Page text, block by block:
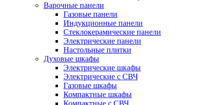
Варочные панели
Газовые панели
Индукционные панели
Стеклокерамические панели
Электрические панели
Настольные плитки
Духовые шкафы
Электрические шкафы
Электрические с СВЧ
Газовые шкафы
Компактные шкафы
Компактные с СВЧ